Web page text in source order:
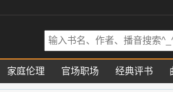
家庭伦理 官场职场 经典评书